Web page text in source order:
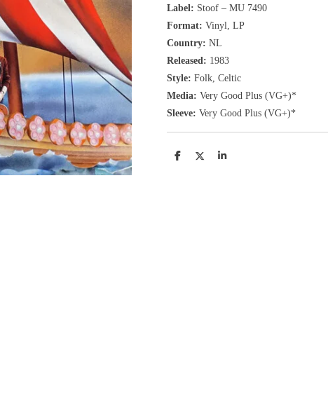
Label: Stoof ‎– MU 7490
Format: Vinyl, LP
Country: NL
Released: 1983
Style: Folk, Celtic
Media: Very Good Plus (VG+)*
Sleeve: Very Good Plus (VG+)*
D
D
S